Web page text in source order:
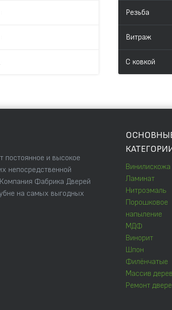
Резьба
Витраж
С ковкой
постоянное и высокое
непосредственной
Фабрика Дверей
на самых выгодных
Винилискожа
Ламинат
Нитроэмаль
Порошковое
напыление
МДФ
Винорит
Шпон
Филёнчатые
Массив
Ремонт